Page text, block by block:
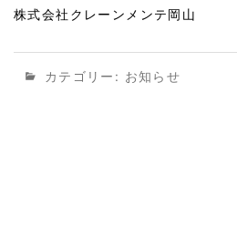
株式会社クレーンメンテ岡山
カテゴリー: お知らせ